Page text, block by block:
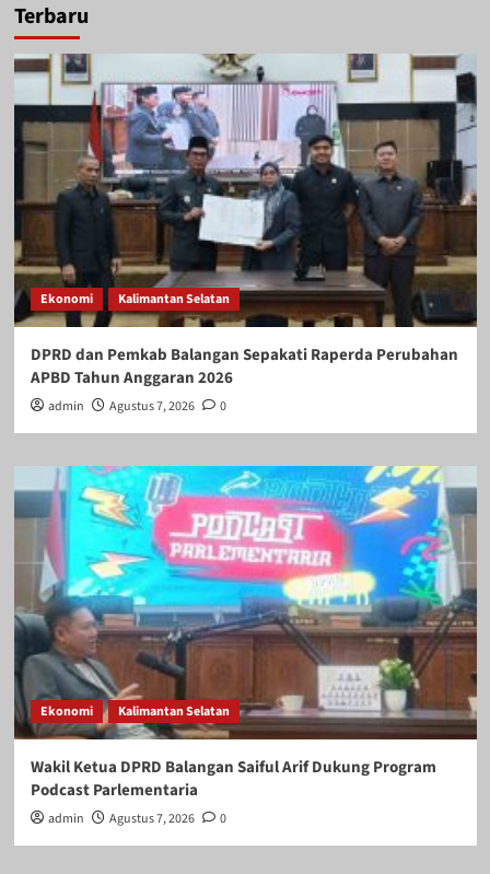
Terbaru
Ekonomi Kalimantan Selatan
DPRD dan Pemkab Balangan Sepakati Raperda Perubahan
APBD Tahun Anggaran 2026
admin Agustus 7, 2026 0
Ekonomi Kalimantan Selatan
Wakil Ketua DPRD Balangan Saiful Arif Dukung Program
Podcast Parlementaria
admin Agustus 7, 2026 0